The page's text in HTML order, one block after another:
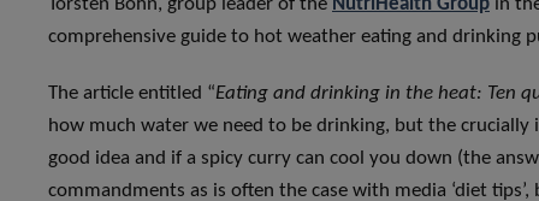
comprehensive guide to hot weather eating and drinking
The article entitled “Eating and drinking in the heat: Ten
how much water we need to be drinking, but the
good idea and if a spicy curry can cool you down (the
commandments as is often the case with media ‘diet